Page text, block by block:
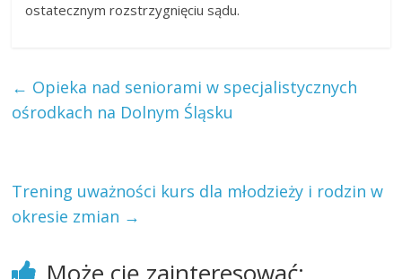
ostatecznym rozstrzygnięciu sądu.
← Opieka nad seniorami w specjalistycznych
ośrodkach na Dolnym Śląsku
Trening uważności kurs dla młodzieży i rodzin w
okresie zmian →